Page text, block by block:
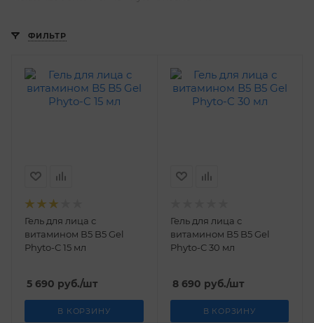
ФИЛЬТР
Гель для лица с
витамином В5 B5 Gel
Phyto-C 15 мл
5 690 руб./шт
В КОРЗИНУ
Гель для лица с
витамином В5 B5 Gel
Phyto-C 30 мл
8 690 руб./шт
В КОРЗИНУ